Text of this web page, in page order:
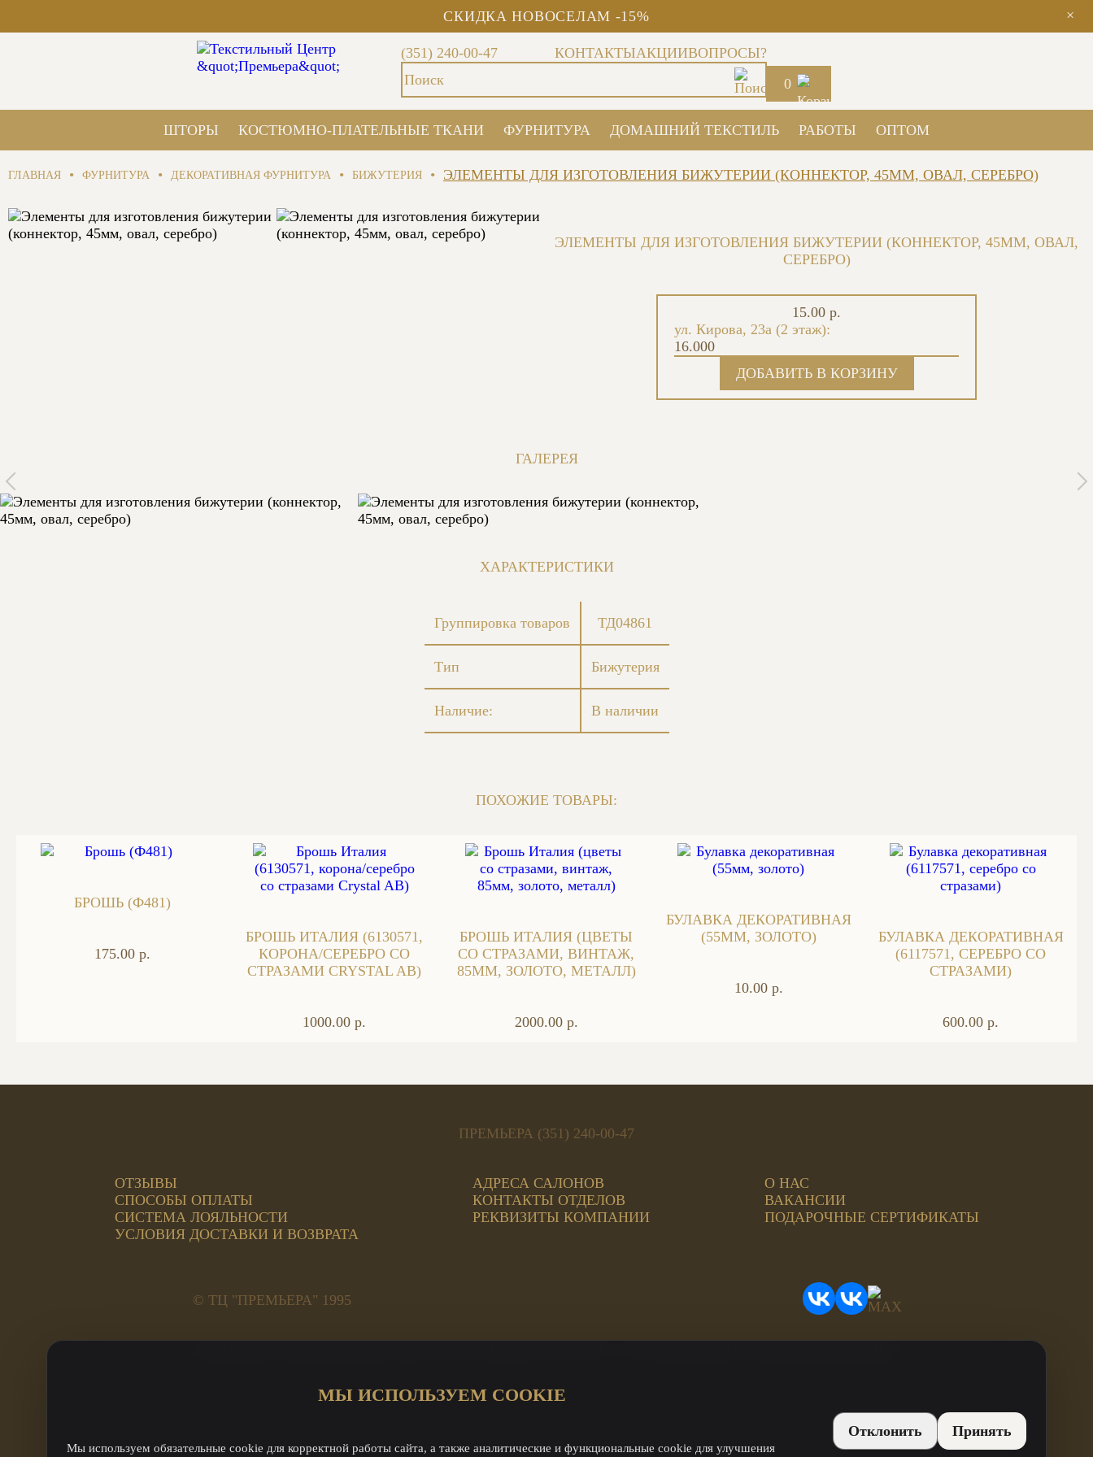
×
СКИДКА НОВОСЕЛАМ -15%
(351) 240-00-47 КОНТАКТЫАКЦИИВОПРОСЫ?
0
ШТОРЫ КОСТЮМНО-ПЛАТЕЛЬНЫЕ ТКАНИ ФУРНИТУРА ДОМАШНИЙ ТЕКСТИЛЬ РАБОТЫ ОПТОМ
ГЛАВНАЯ • ФУРНИТУРА • ДЕКОРАТИВНАЯ ФУРНИТУРА • БИЖУТЕРИЯ • ЭЛЕМЕНТЫ ДЛЯ ИЗГОТОВЛЕНИЯ БИЖУТЕРИИ (КОННЕКТОР, 45ММ, ОВАЛ, СЕРЕБРО)
ЭЛЕМЕНТЫ ДЛЯ ИЗГОТОВЛЕНИЯ БИЖУТЕРИИ (КОННЕКТОР, 45ММ, ОВАЛ,
СЕРЕБРО)
ул. Кирова, 23а (2 этаж):
16.000
15.00 р.
ГАЛЕРЕЯ
ХАРАКТЕРИСТИКИ
Группировка товаров ТД04861
Тип Бижутерия
Наличие: В наличии
ПОХОЖИЕ ТОВАРЫ:
БРОШЬ (Ф481)
175.00 р.
БРОШЬ ИТАЛИЯ (6130571,
КОРОНА/СЕРЕБРО СО
СТРАЗАМИ CRYSTAL AB)
1000.00 р.
БРОШЬ ИТАЛИЯ (ЦВЕТЫ
СО СТРАЗАМИ, ВИНТАЖ,
85ММ, ЗОЛОТО, МЕТАЛЛ)
2000.00 р.
БУЛАВКА ДЕКОРАТИВНАЯ
(55ММ, ЗОЛОТО)
10.00 р.
БУЛАВКА ДЕКОРАТИВНАЯ
(6117571, СЕРЕБРО СО
СТРАЗАМИ)
600.00 р.
ПРЕМЬЕРА (351) 240-00-47
ОТЗЫВЫ
СПОСОБЫ ОПЛАТЫ
СИСТЕМА ЛОЯЛЬНОСТИ
УСЛОВИЯ ДОСТАВКИ И ВОЗВРАТА
АДРЕСА САЛОНОВ
КОНТАКТЫ ОТДЕЛОВ
РЕКВИЗИТЫ КОМПАНИИ
О НАС
ВАКАНСИИ
ПОДАРОЧНЫЕ СЕРТИФИКАТЫ
© ТЦ "ПРЕМЬЕРА" 1995
ул. Труда, 185а, 2 этаж ЦИ МагнитМЫ ИСПОЛЬЗУЕМ COOKIE
Мы используем обязательные cookie для корректной работы сайта, а также аналитические и функциональные cookie для улучшения
Отклонить Принять